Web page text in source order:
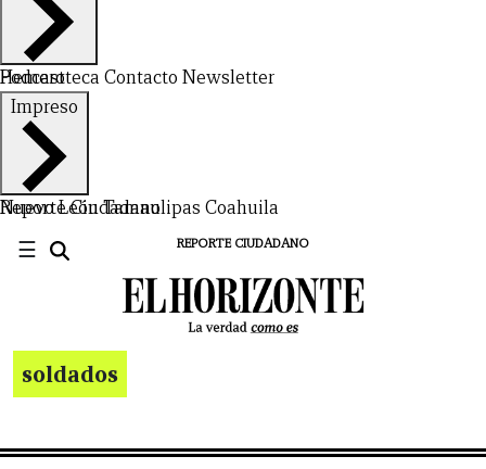
Hemeroteca Contacto Newsletter
Podcast
Impreso
Nuevo LeónTamaulipas Coahuila
Reporte Ciudadano
☰ REPORTE CIUDADANO
soldados